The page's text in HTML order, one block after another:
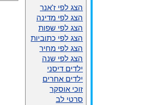
הצג לפי ז'אנר
הצג לפי מדינה
הצג לפי שפות
הצג לפי כתוביות
הצג לפי מחיר
הצג לפי שנה
ילדים דיסני
ילדים אחרים
זוכי אוסקר
סרטי לב